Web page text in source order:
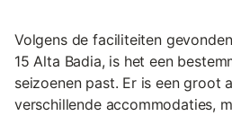
Volgens de faciliteiten
15 Alta Badia, is het een
seizoenen past. Er is een groot
verschillende accommodaties,